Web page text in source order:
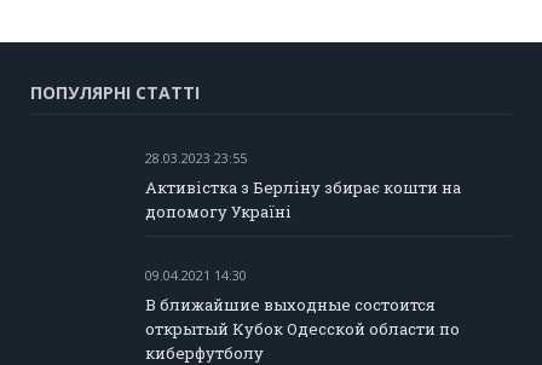
ПОПУЛЯРНІ СТАТТІ
28.03.2023 23:55
Активістка з Берліну збирає кошти на
допомогу Україні
09.04.2021 14:30
В ближайшие выходные состоится
открытый Кубок Одесской области по
киберфутболу